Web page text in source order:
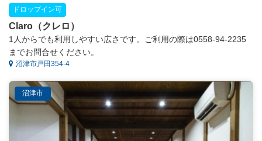
ドロップイン可
Claro（クレロ）
1人からでも利用しやすい広さです。ご利用の際は0558-94-2235
までお問合せください。
沼津市戸田354-4
沼津市